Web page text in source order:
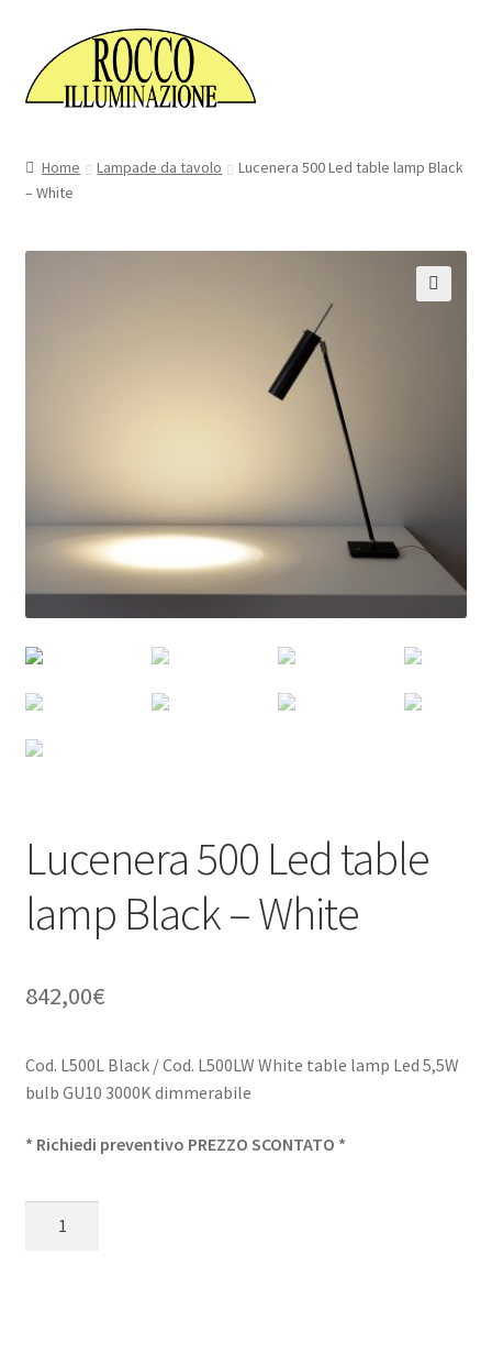
alla
navigazione
contenuto
Il mio account
Richiedi un preventivo
Home Lampade da tavolo
Lucenera 500 Led table lamp Black
– White
Lucenera 500 Led table
lamp Black – White
842,00€
Cod. L500L Black / Cod. L500LW White table lamp Led 5,5W
bulb GU10 3000K dimmerabile
* Richiedi preventivo PREZZO SCONTATO *